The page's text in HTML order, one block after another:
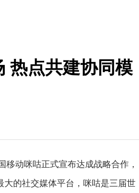
热点共建协同模
动咪咕正式宣布达成战略合作，
的社交媒体平台，咪咕是三届世